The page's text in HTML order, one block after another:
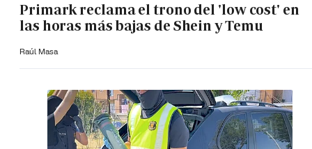
Primark reclama el trono del 'low cost' en
las horas más bajas de Shein y Temu
Raúl Masa